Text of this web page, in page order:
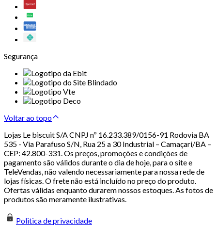
Segurança
Voltar ao topo
Lojas Le biscuit S/A CNPJ nº 16.233.389/0156-91 Rodovia BA
535 - Via Parafuso S/N, Rua 25 a 30 Industrial – Camaçari/BA –
CEP: 42.800-331. Os preços, promoções e condições de
pagamento são válidos durante o dia de hoje, para o site e
TeleVendas, não valendo necessariamente para nossa rede de
lojas físicas. O frete não está incluído no preço do produto.
Ofertas válidas enquanto durarem nossos estoques. As fotos de
produtos são meramente ilustrativas.
Politica de privacidade